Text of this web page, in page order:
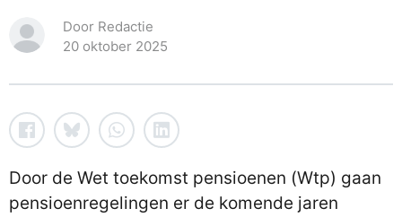
Door Redactie
20 oktober 2025
Door de Wet toekomst pensioenen (Wtp) gaan
pensioenregelingen er de komende jaren